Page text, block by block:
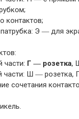
контактов;
Э ― для
части: Г ― розетка,
части: Ш ― розетка,
сочетания